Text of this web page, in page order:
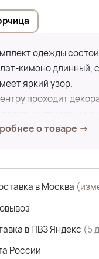
одежды
кимоно длинный,
яркий узор.
проходит
контраста и
сорочка
стиля и
о товаре →
в Москва
в ПВЗ Яндекс (5
России